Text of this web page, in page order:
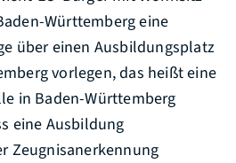
Württemberg eine
über einen Ausbildungsplatz
vorlegen, das heißt eine
in Baden-Württemberg
eine Ausbildung
Zeugnisanerkennung